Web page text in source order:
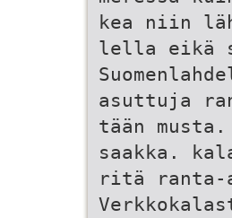
kea niin
lella eikä
asuttuja
tään
saakka.
ritä ranta-